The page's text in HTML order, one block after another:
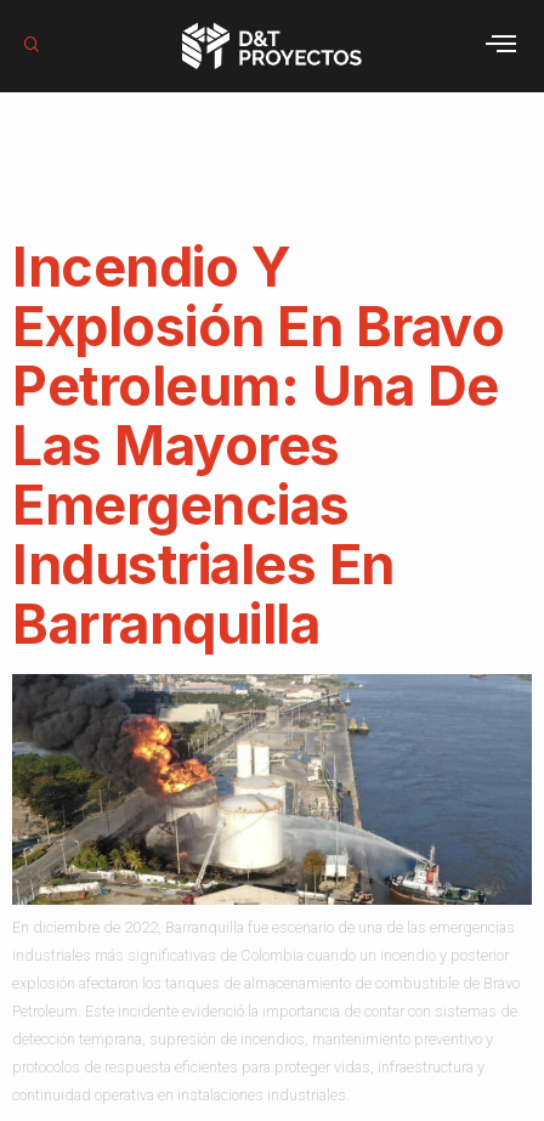
Incendio Y
Explosión En Bravo
Petroleum: Una De
Las Mayores
Emergencias
Industriales En
Barranquilla
En diciembre de 2022, Barranquilla fue escenario de una de las emergencias
industriales más significativas de Colombia cuando un incendio y posterior
explosión afectaron los tanques de almacenamiento de combustible de Bravo
Petroleum. Este incidente evidenció la importancia de contar con sistemas de
detección temprana, supresión de incendios, mantenimiento preventivo y
protocolos de respuesta eficientes para proteger vidas, infraestructura y
continuidad operativa en instalaciones industriales.